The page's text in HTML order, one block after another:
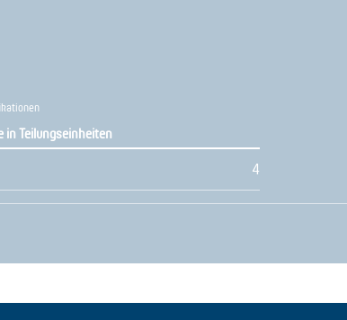
in Teilungseinheiten
4